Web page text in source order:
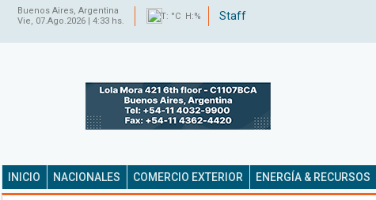
Buenos Aires, Argentina
Vie, 07.Ago.2026 | 4:33 hs.
T: °C H:% Staff
INICIO NACIONALES COMERCIO EXTERIOR ENERGÍA & RECURSOS